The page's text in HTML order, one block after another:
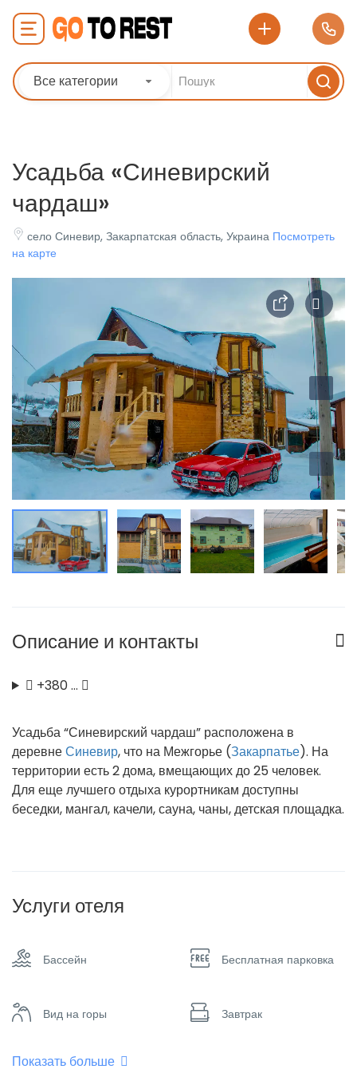
Все категории
Усадьба «Синевирский
чардаш»
село Синевир, Закарпатская область, Украина Посмотреть
на карте
Описание и контакты
+380 …
Усадьба “Синевирский чардаш” расположена в
деревнеСиневир, что на Межгорье (Закарпатье). На
территории есть 2 дома, вмещающих до 25 человек.
Для еще лучшего отдыха курортникам доступны
беседки, мангал, качели, сауна, чаны, детская площадка.
Услуги отеля
Бассейн Бесплатная парковка
Вид на горы Завтрак
Интернет – Wifi
Показать больше